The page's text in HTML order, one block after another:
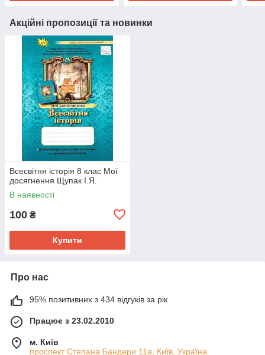
Акційні пропозиції та новинки
Всесвітня історія 8 клас Мої
досягнення Щупак І.Я.
В наявності
100 ₴
Купити
Про нас
95% позитивних з 434 відгуків за рік
Працює з 23.02.2010
м. Київ
проспект Степана Бандери 11а, Київ, Україна